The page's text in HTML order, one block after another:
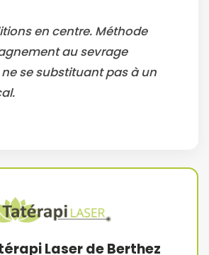
en centre. Méthode
au sevrage
se substituant pas à un
Laser de Berthez